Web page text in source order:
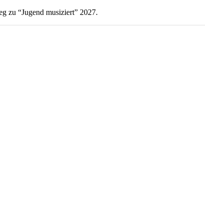
zu “Jugend musiziert” 2027.